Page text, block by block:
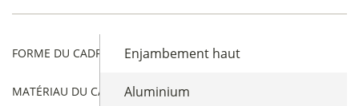
FORME DU CADRE Enjambement haut
MATÉRIAU DU CADREAluminium